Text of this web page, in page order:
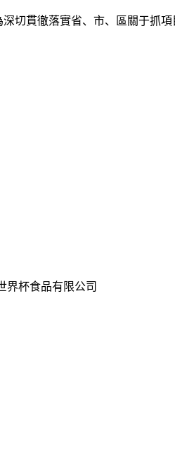
貫徹落實省、市、區關于抓項
界杯食品有限公司